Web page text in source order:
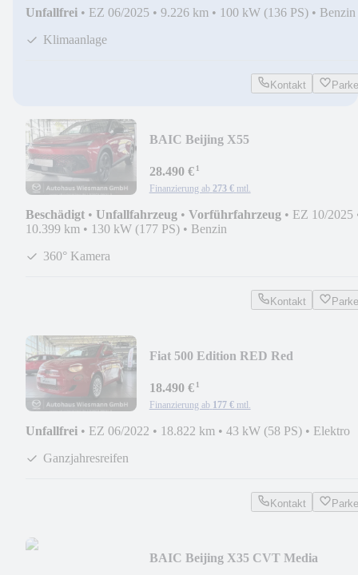
Unfallfrei • EZ 06/2025 • 9.226 km • 100 kW (136 PS) • Benzin
Klimaanlage
Kontakt
BAIC Beijing X55
28.490 €¹
Finanzierung ab 273 € mtl.
Beschädigt • Unfallfahrzeug • Vorführfahrzeug • EZ 10/2025
10.399 km • 130 kW (177 PS) • Benzin
360° Kamera
Kontakt
Fiat 500 Edition RED Red
18.490 €¹
Finanzierung ab 177 € mtl.
Unfallfrei • EZ 06/2022 • 18.822 km • 43 kW (58 PS) • Elektro
Ganzjahresreifen
Kontakt
BAIC Beijing X35 CVT Media